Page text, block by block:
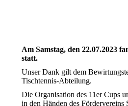
Am Samstag, den 22.07.2023
statt.
Unser Dank gilt dem
Tischtennis-Abteilung.
Die Organisation des 11er Cups
in den Händen des